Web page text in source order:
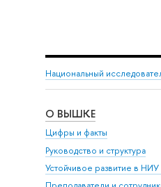
Национальный
О ВЫШКЕ
Цифры и факты
Руководство и структура
Устойчивое развитие в